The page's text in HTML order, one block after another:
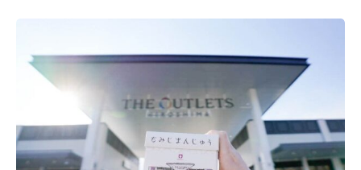
スポット情報 広告掲載について
プライバシーポリシー インフォマティブデータポリシー
お問合せ 利用規約